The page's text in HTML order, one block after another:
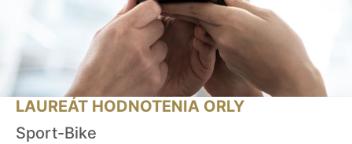
LAUREÁT HODNOTENIA ORLY
Sport-Bike